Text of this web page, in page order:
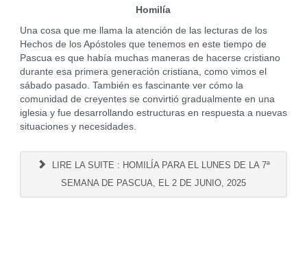
Homilía
Una cosa que me llama la atención de las lecturas de los
Hechos de los Apóstoles que tenemos en este tiempo de
Pascua es que había muchas maneras de hacerse cristiano
durante esa primera generación cristiana, como vimos el
sábado pasado. También es fascinante ver cómo la
comunidad de creyentes se convirtió gradualmente en una
iglesia y fue desarrollando estructuras en respuesta a nuevas
situaciones y necesidades.
LIRE LA SUITE : HOMILÍA PARA EL LUNES DE LA 7ª
SEMANA DE PASCUA, EL 2 DE JUNIO, 2025